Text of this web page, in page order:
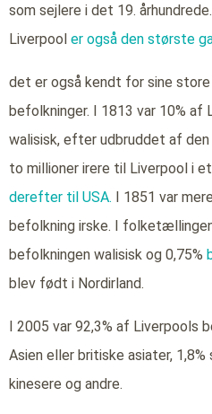
som sejlere i det 19.
Liverpool er også den største
det er også kendt for sine store
befolkninger. I 1813 var 10% af
walisisk, efter udbruddet af
to millioner irere til Liverpool i
derefter til USA. I 1851 var
befolkning irske. I
befolkningen walisisk og 0,75%
blev født i Nordirland.
I 2005 var 92,3% af Liverpools
Asien eller britiske asiater,
kinesere og andre.